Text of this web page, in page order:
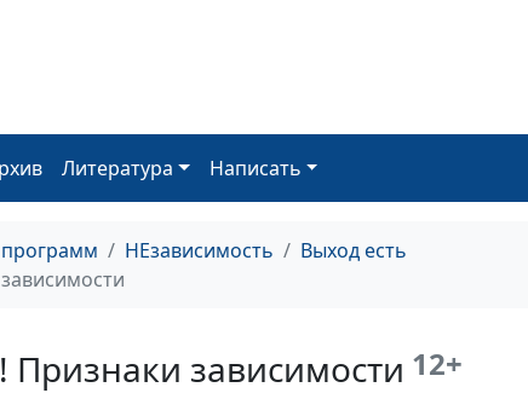
Литература Написать
НЕзависимость
Выход есть
Признаки зависимости 12+
Победи
Причины
Победи